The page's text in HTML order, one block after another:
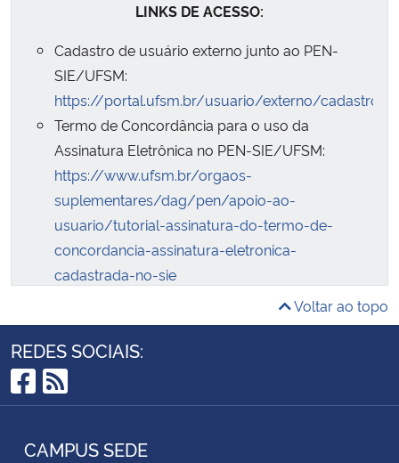
LINKS DE ACESSO:
Cadastro de usuário externo junto ao PEN-
SIE/UFSM:
https://portal.ufsm.br/usuario/externo/cadastro/
Termo de Concordância para o uso da
Assinatura Eletrônica no PEN-SIE/UFSM:
https://www.ufsm.br/orgaos-
suplementares/dag/pen/apoio-ao-
usuario/tutorial-assinatura-do-termo-de-
concordancia-assinatura-eletronica-
cadastrada-no-sie
Tutorial de abertura de Processo Eletrônico:
https://www.ufsm.br/orgaos-
suplementares/dag/pen/apoio-ao-
usuario/passo-a-passo-para-abertura-
assinatura-e-tramite
Voltar ao topo
REDES SOCIAIS:
Facebook
RSS
CAMPUS SEDE